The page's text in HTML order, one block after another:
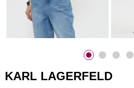
KARL LAGERFELD